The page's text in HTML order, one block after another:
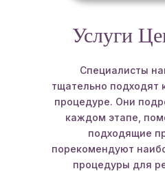
Услуги
Специалисты
тщательно подходят
процедуре. Они
каждом этапе,
подходящие
порекомендуют
процедуры для